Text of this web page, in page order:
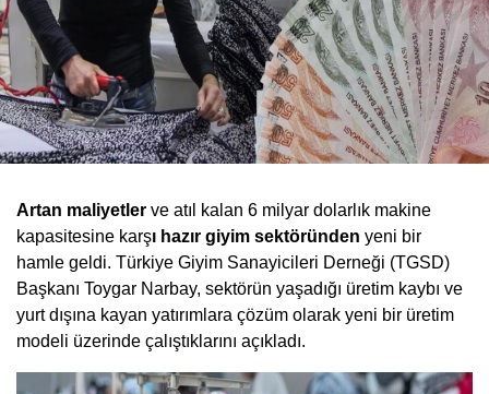
Artan maliyetler ve atıl kalan 6 milyar dolarlık makine
kapasitesine karşı hazır giyim sektöründen yeni bir
hamle geldi. Türkiye Giyim Sanayicileri Derneği (TGSD)
Başkanı Toygar Narbay, sektörün yaşadığı üretim kaybı ve
yurt dışına kayan yatırımlara çözüm olarak yeni bir üretim
modeli üzerinde çalıştıklarını açıkladı.